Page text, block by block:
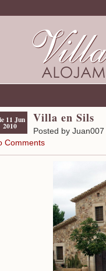
11 Jun
2010
Villa en Sils
Posted by
Comments